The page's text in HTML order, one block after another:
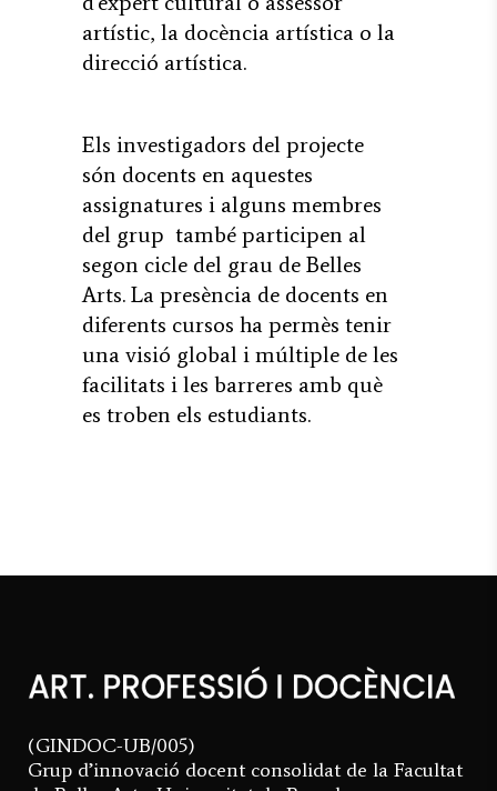
artístic, la docència artística o la
direcció artística.
Els investigadors del projecte
són docents en aquestes
assignatures i alguns membres
del grup també participen al
segon cicle del grau de Belles
Arts. La presència de docents en
diferents cursos ha permès tenir
una visió global i múltiple de les
facilitats i les barreres amb què
es troben els estudiants.
(GINDOC-UB/005)
Grup d’innovació docent consolidat de la Facultat